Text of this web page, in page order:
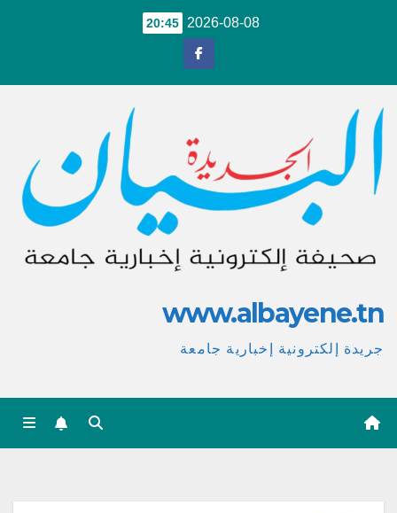
2026-08-08
20:45
www.albayene.tn
جريدة إلكترونية إخبارية جامعة